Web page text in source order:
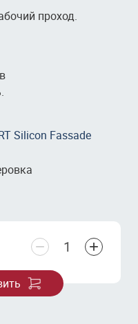
проход.
Silicon Fassade
− +